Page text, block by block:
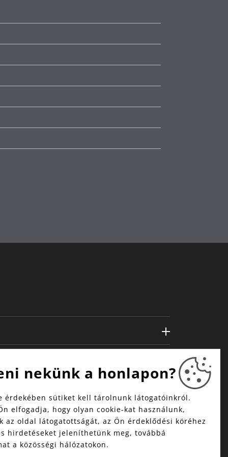
nekünk a honlapon?
érdekében sütiket kell tárolnunk látogatóinkról.
elfogadja, hogy olyan cookie-kat használunk,
az oldal látogatottságát, az Ön érdeklődési köréhez
hirdetéseket jeleníthetünk meg, továbbá
a közösségi hálózatokon.